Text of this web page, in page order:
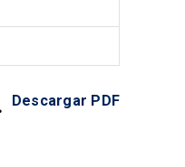
Descargar PDF